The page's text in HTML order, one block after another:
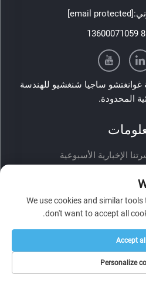
© 2024 شركة غوانغتشو ساجيا شنغشيو للهندسة
المحدودة.
الإخبارية الأسبوعية
We use cookies and similar
don't want to accept all
Personalize
Accept all